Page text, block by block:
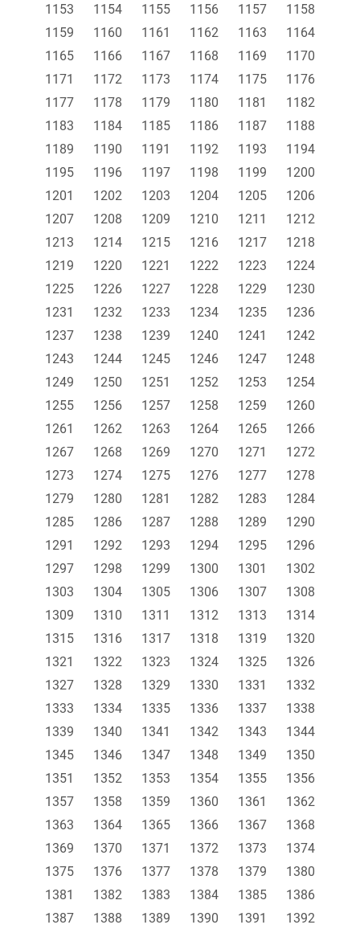
1153 1154 1155 1156 1157
1158
1159
1160 1161 1162 1163
1164
1165
1166 1167 1168 1169
1170
1171
1172 1173 1174 1175
1176
1177
1178 1179 1180 1181
1182
1183
1184 1185 1186 1187
1188
1189
1190 1191 1192 1193
1194
1195
1196 1197 1198 1199
1200
1201
1202 1203 1204 1205
1206
1207
1208 1209 1210 1211
1212
1213
1214 1215 1216 1217
1218
1219
1220 1221 1222 1223
1224
1225
1226 1227 1228 1229
1230
1231
1232 1233 1234 1235
1236
1237
1238 1239 1240 1241
1242
1243
1244 1245 1246 1247
1248
1249
1250 1251 1252 1253
1254
1255
1256 1257 1258 1259
1260
1261
1262 1263 1264 1265
1266
1267
1268 1269 1270 1271
1272
1273
1274 1275 1276 1277
1278
1279
1280 1281 1282 1283
1284
1285
1286 1287 1288 1289
1290
1291
1292 1293 1294 1295
1296
1297
1298 1299 1300 1301
1302
1303
1304 1305 1306 1307
1308
1309
1310 1311 1312 1313
1314
1315
1316 1317 1318 1319
1320
1321
1322 1323 1324 1325
1326
1327
1328 1329 1330 1331
1332
1333
1334 1335 1336 1337
1338
1339
1340 1341 1342 1343
1344
1345
1346 1347 1348 1349
1350
1351
1352 1353 1354 1355
1356
1357
1358 1359 1360 1361
1362
1363
1364 1365 1366 1367
1368
1369
1370 1371 1372 1373
1374
1375
1376 1377 1378 1379
1380
1381
1382 1383 1384 1385
1386
1387
1388 1389 1390 1391
1392